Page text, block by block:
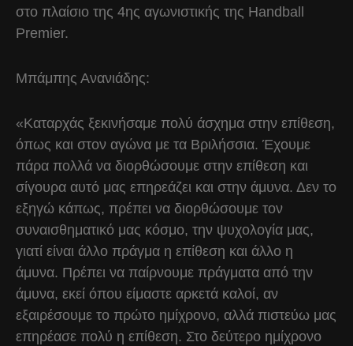
στο πλαίσιο της 4ης αγωνιστικής της Handball
Premier.
Μπάμπης Ανανιάδης:
«Καταρχάς ξεκινήσαμε πολύ άσχημα στην επίθεση,
όπως και στον αγώνα με τα Βριλήσσια. Έχουμε
πάρα πολλά να διορθώσουμε στην επίθεση και
σίγουρα αυτό μας επηρεάζει και στην άμυνα. Δεν το
εξηγώ κάπως, πρέπει να διορθώσουμε τον
συναισθηματικό μας κόσμο, την ψυχολογία μας,
γιατί είναι άλλο πράγμα η επίθεση και άλλο η
άμυνα. Πρέπει να παίρνουμε πράγματα από την
άμυνα, εκεί όπου είμαστε αρκετά καλοί, αν
εξαιρέσουμε το πρώτο ημίχρονο, αλλά πιστεύω μας
επηρέασε πολύ η επίθεση. Στο δεύτερο ημίχρονο